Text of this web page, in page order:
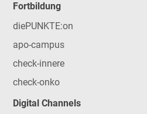
Fortbildung
diePUNKTE:on
apo-campus
check-innere
check-onko
Digital Channels